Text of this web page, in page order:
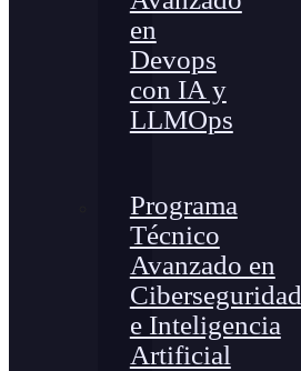
en
Devops
con IA y
LLMOps
Programa
Técnico
Avanzado en
Ciberseguridad
e Inteligencia
Artificial